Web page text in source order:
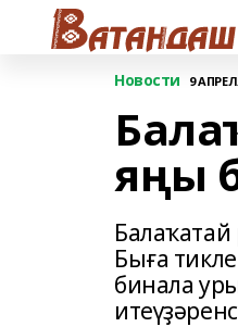
Новости 9
яңы
Быға
бинала